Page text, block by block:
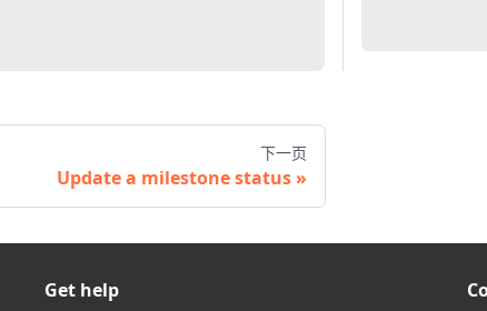
下一页
Update a milestone status
Get help